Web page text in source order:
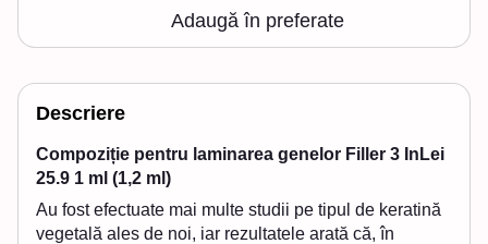
Adaugă în preferate
Descriere
Compoziție pentru laminarea genelor Filler 3 InLei
25.9 1 ml (1,2 ml)
Au fost efectuate mai multe studii pe tipul de keratină
vegetală ales de noi, iar rezultatele arată că, în